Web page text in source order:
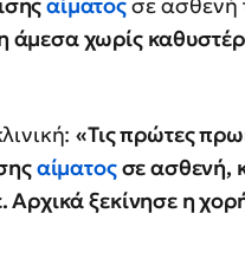
αίματοςσε ασθενή
άμεσα χωρίς
«Τις πρώτες
αίματοςσε ασθενή,
ξεκίνησε η